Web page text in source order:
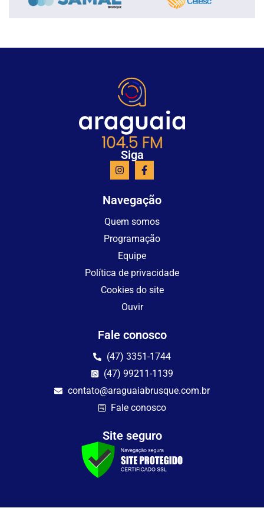
Siga
Navegação
Quem somos
Programação
Equipe
Política de privacidade
Cookies do site
Ouvir
Fale conosco
(47) 3351-1744
(47) 99211-1139
contato@araguaiabrusque.com.br
Fale conosco
Site seguro